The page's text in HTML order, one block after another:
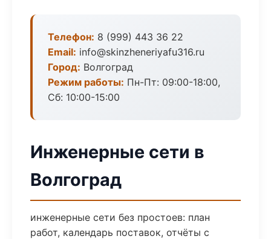
Телефон: 8 (999) 443 36 22
Email: info@skinzheneriyafu316.ru
Город: Волгоград
Режим работы: Пн-Пт: 09:00-18:00,
Сб: 10:00-15:00
Инженерные сети в
Волгоград
инженерные сети без простоев: план
работ, календарь поставок, отчёты с